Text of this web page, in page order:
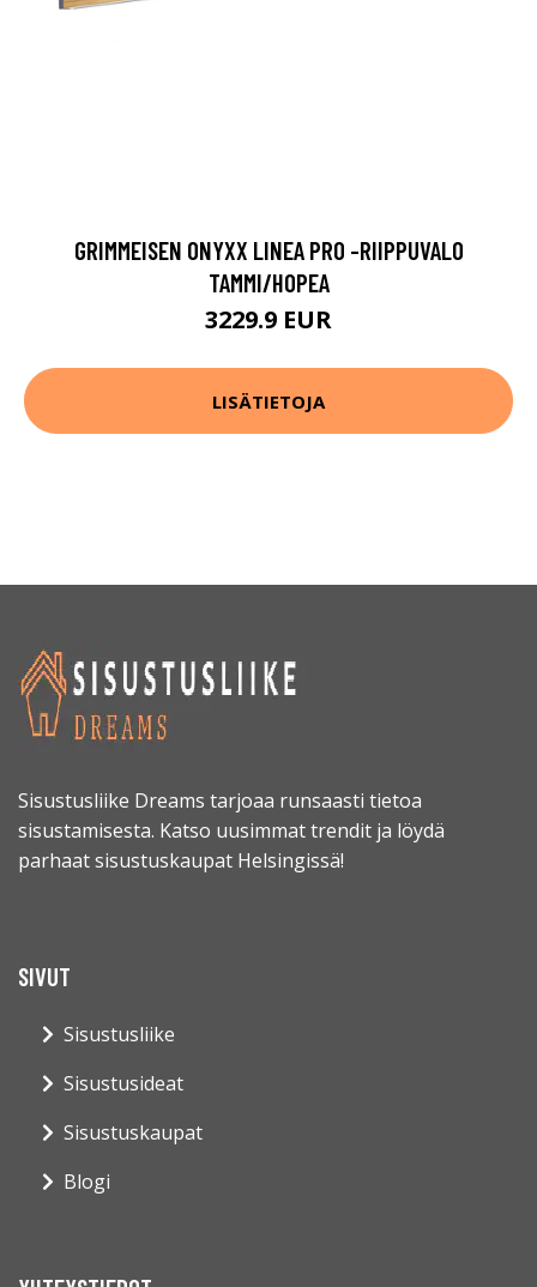
GRIMMEISEN ONYXX LINEA PRO -RIIPPUVALO
TAMMI/HOPEA
3229.9 EUR
LISÄTIETOJA
Sisustusliike Dreams tarjoaa runsaasti tietoa
sisustamisesta. Katso uusimmat trendit ja löydä
parhaat sisustuskaupat Helsingissä!
SIVUT
Sisustusliike
Sisustusideat
Sisustuskaupat
Blogi